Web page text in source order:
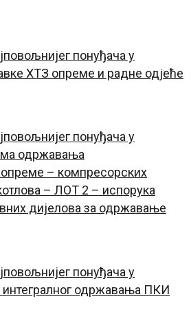
понуђача у
ХТЗ опреме и радне одјеће
понуђача у
одржавања
– компресорских
– ЛОТ 2 – испорука
дијелова за одржавање
понуђача у
интегралног одржавања ПКИ